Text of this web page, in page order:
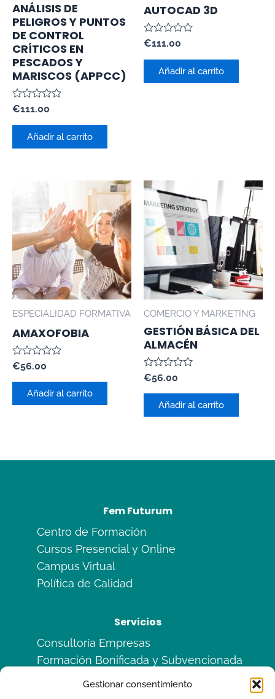
Gestionar consentimiento
ANÁLISIS DE
PELIGROS Y PUNTOS
DE CONTROL
CRÍTICOS EN
PESCADOS Y
MARISCOS (APPCC)
Valorado
0
€111.00
Añadir al carrito
AUTOCAD 3D
Valorado
0
€111.00
Añadir al carrito
ESPECIALIDAD FORMATIVA
AMAXOFOBIA
Valorado
con
0
€56.00
Añadir al carrito
COMERCIO Y MARKETING
GESTIÓN BÁSICA DEL
ALMACÉN
Valorado
con
0
€56.00
Añadir al carrito
Fem Futurum
Centro de Formación
Cursos Presencial y Online
Campus Virtual
Política de Calidad
Servicios
Consultoría Empresas
Formación Bonificada y Subvencionada